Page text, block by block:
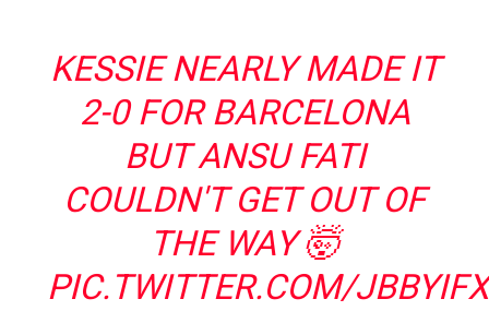
KESSIE NEARLY MADE IT
2-0 FOR BARCELONA
BUT ANSU FATI
COULDN'T GET OUT OF
THE WAY 🤯
PIC.TWITTER.COM/